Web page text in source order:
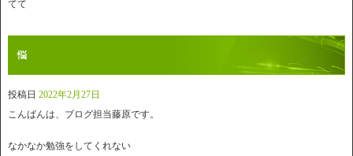
てて
悩
投稿日 2022年2月27日
こんばんは、ブログ担当藤原です。
なかなか勉強をしてくれない